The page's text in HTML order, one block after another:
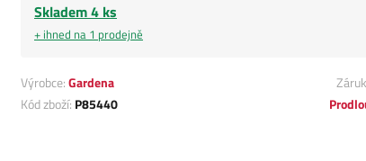
Skladem 4 ks
+ ihned na 1 prodejně
Výrobce:Gardena
Kód zboží: P85440